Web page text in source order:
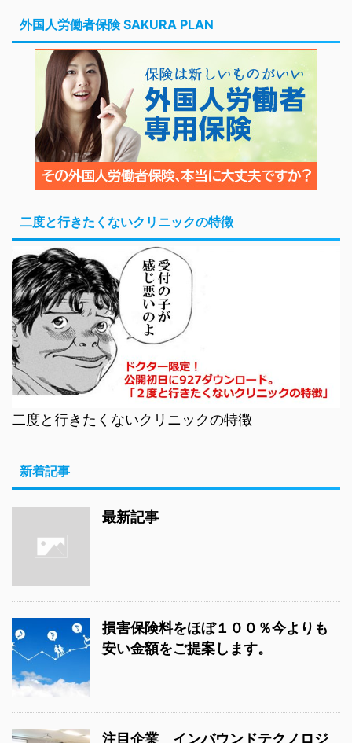
外国人労働者保険 SAKURA PLAN
二度と行きたくないクリニックの特徴
二度と行きたくないクリニックの特徴
新着記事
最新記事
損害保険料をほぼ１００％今よりも
安い金額をご提案します。
注目企業 インバウンドテクノロジ